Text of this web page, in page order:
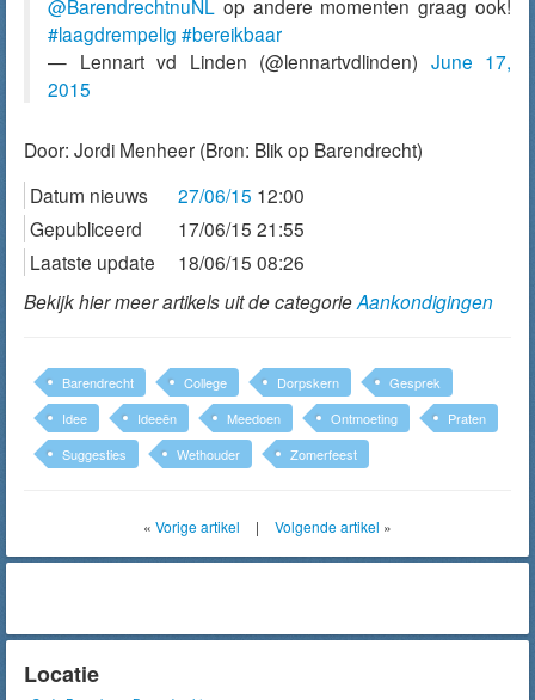
@BarendrechtnuNL op andere momenten graag ook!
#laagdrempelig #bereikbaar
— Lennart vd Linden (@lennartvdlinden) June 17,
2015
Door: Jordi Menheer (Bron: Blik op Barendrecht)
Datum nieuws
27/06/15 12:00
Gepubliceerd
17/06/15 21:55
Laatste update
18/06/15 08:26
Bekijk hier meer artikels uit de categorieAankondigingen
Barendrecht College Dorpskern
Gesprek
Idee
Ideeën Meedoen Ontmoeting
Praten
Suggesties
Wethouder Zomerfeest
« Vorige artikel | Volgende artikel »
Locatie